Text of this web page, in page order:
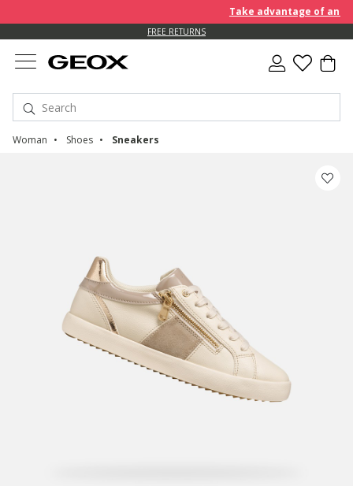
Take advantage of an
FREE RETURNS
Woman Shoes Sneakers